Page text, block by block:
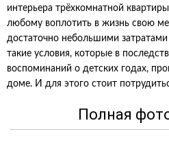
интерьера трёхкомнатной
любому воплотить в жизнь свою
достаточно небольшими
такие условия, которые в
воспоминаний о детских годах,
доме. И для этого стоит
Полная